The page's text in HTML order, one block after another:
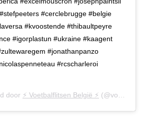
#cerclebrugge #belgie
#kvoostende #thibaultpeyre
#igorplastun #ukraine #kaagent
#jonathanpanzo
#rcscharleroi
door ⚡️ Voetbalflitsen België ⚡️ (@voetbalflitsen.be) op